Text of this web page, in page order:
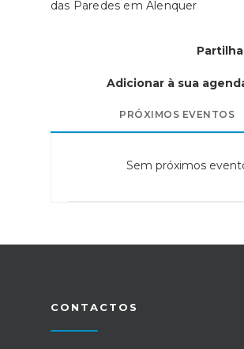
das Paredes em Alenquer
Adicionar à sua
PRÓXIMOS EVENTOS
Sem próximos
CONTACTOS